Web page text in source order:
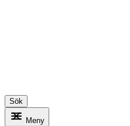
Sök
Meny